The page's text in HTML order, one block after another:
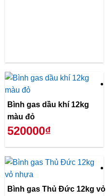
Bình gas dầu khí 12kg
màu đỏ
520000₫
Bình gas Thủ Đức 12kg vỏ